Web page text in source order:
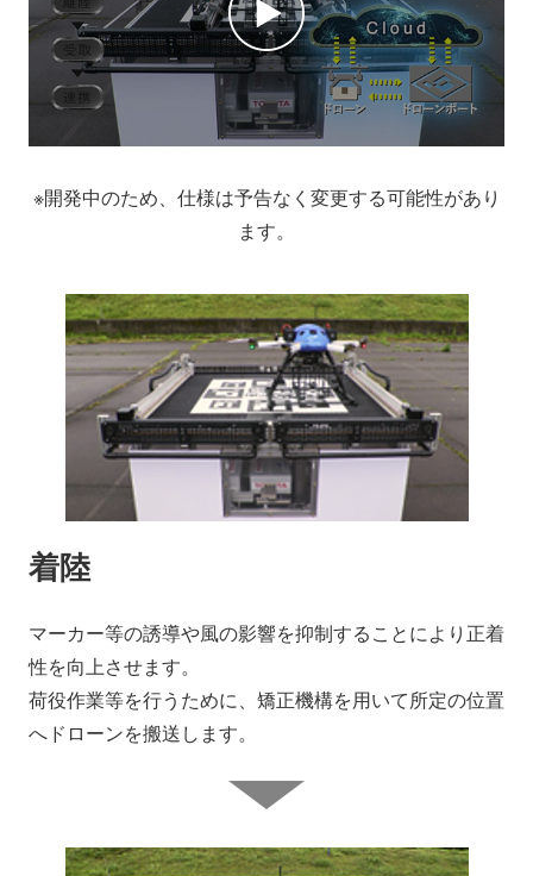
※開発中のため、仕様は予告なく変更する可能性があり
ます。
着陸
マーカー等の誘導や風の影響を抑制することにより正着
性を向上させます。
荷役作業等を行うために、矯正機構を用いて所定の位置
へドローンを搬送します。